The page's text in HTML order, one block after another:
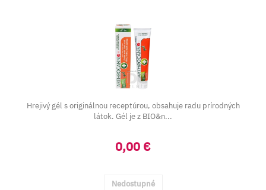
Hrejivý gél s originálnou receptúrou, obsahuje radu prírodných
látok. Gél je z BIO&n...
0,00 €
Nedostupné